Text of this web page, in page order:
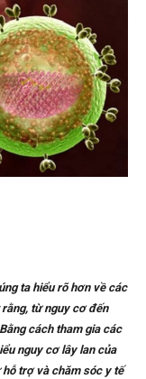
ta hiểu rõ hơn về các
từ nguy cơ đến
cách tham gia các
nguy cơ lây lan của
trợ và chăm sóc y tế